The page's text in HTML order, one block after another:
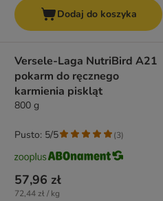
Dodaj do koszyka
Versele-Laga NutriBird A21
pokarm do ręcznego
karmienia piskląt
800 g
57,96 zł
72,44 zł / kg
Pusto: 5/5 (3)